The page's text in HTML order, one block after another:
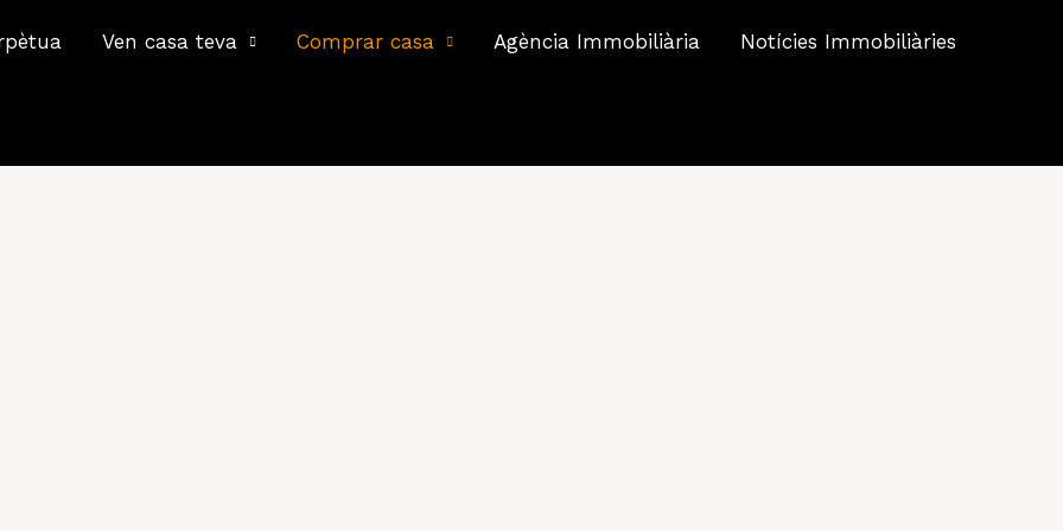
Ven casa teva Comprar casa Agència Immobiliària Notícies Immobiliàries